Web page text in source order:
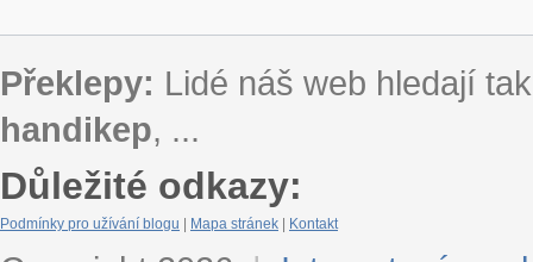
Překlepy: Lidé náš web hledají
handikep, ...
Důležité odkazy:
Podmínky pro užívání blogu Mapa stránek Kontakt